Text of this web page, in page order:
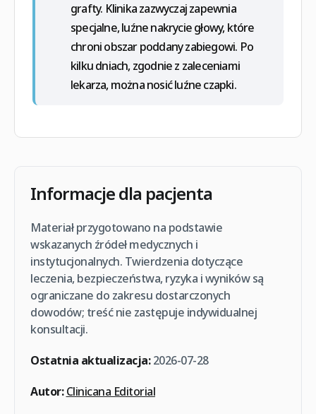
grafty. Klinika zazwyczaj zapewnia
specjalne, luźne nakrycie głowy, które
chroni obszar poddany zabiegowi. Po
kilku dniach, zgodnie z zaleceniami
lekarza, można nosić luźne czapki.
Informacje dla pacjenta
Materiał przygotowano na podstawie
wskazanych źródeł medycznych i
instytucjonalnych. Twierdzenia dotyczące
leczenia, bezpieczeństwa, ryzyka i wyników są
ograniczane do zakresu dostarczonych
dowodów; treść nie zastępuje indywidualnej
konsultacji.
Ostatnia aktualizacja:2026-07-28
Autor:Clinicana Editorial